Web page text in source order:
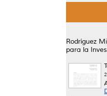
Rodríguez
para la